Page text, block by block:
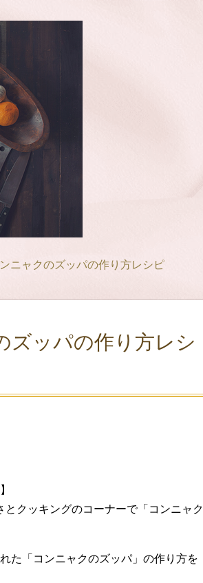
ニャクのズッパの作り方レシピ
ズッパの作り方レシ
クッキングのコーナーで「コンニャク
た「コンニャクのズッパ」の作り方を